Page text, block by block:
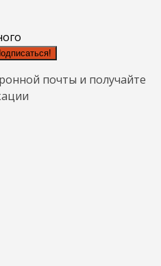
почты и получайте